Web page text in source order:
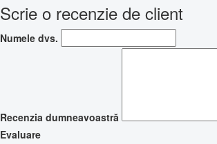
Scrie o recenzie de client
Numele dvs.
Recenzia dumneavoastră
Evaluare